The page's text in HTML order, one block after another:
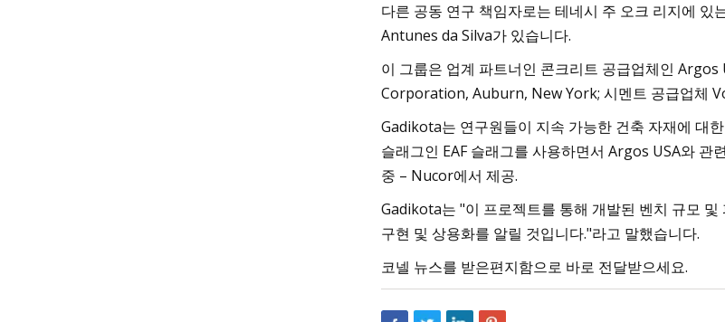
다른 공동 연구 책임자로는 테네시 주 오크 리지에
Antunes da Silva가 있습니다.
이 그룹은 업계 파트너인 콘크리트 공급업체인
Corporation, Auburn, New York; 시멘트 공급업체
Gadikota는 연구원들이 지속 가능한 건축 자재에 대
슬래그인 EAF 슬래그를 사용하면서 Argos USA와
중 – Nucor에서 제공.
Gadikota는 "이 프로젝트를 통해 개발된 벤치 규모
구현 및 상용화를 알릴 것입니다."라고 말했습니다.
코넬 뉴스를 받은편지함으로 바로 전달받으세요.